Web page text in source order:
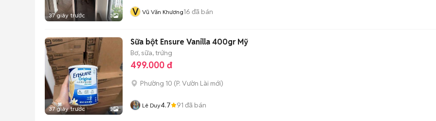
37 giây trước 3 V Vũ Văn Khương16 đã bán
37 giây trước 3
Sữa bột Ensure Vanilla 400gr Mỹ
Bơ, sữa, trứng
499.000 đ
Phường 10 (P. Vườn Lài mới)
Lê Duy4.7 91 đã bán